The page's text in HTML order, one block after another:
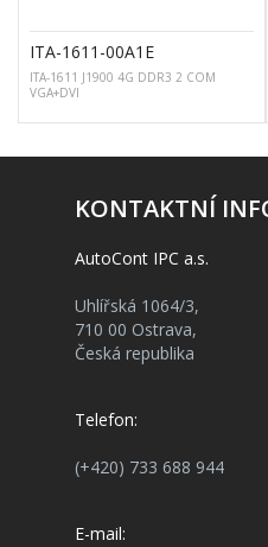
ITA-1611-00A1E
ITA-1611 J1900 4G DDR3 2 COM
VGA+DVI
KONTAKTNÍ
AutoCont IPC a.s.
Uhlířská 1064/3,
710 00 Ostrava,
Česká republika
Telefon:
(+420) 733 688 944
E-mail: